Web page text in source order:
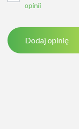
opinii
Dodaj opinię